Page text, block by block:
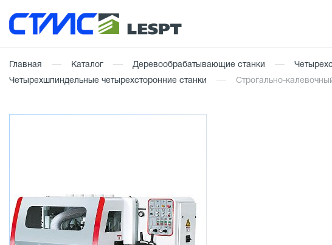
Главная Каталог Деревообрабатывающие станки
Четырехшпиндельные четырехсторонние станки
Строгально-